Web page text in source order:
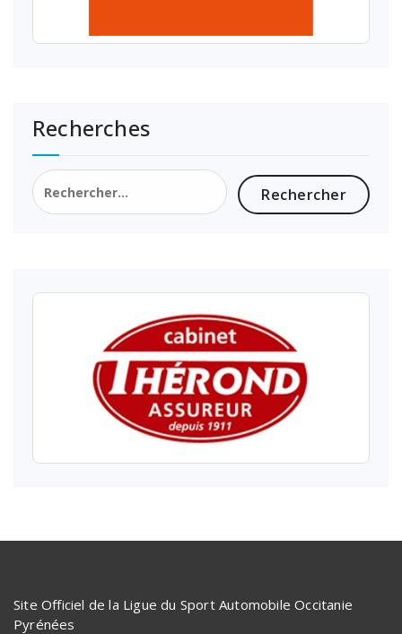
Recherches
Rechercher :
Site Officiel de la Ligue du Sport Automobile Occitanie
Pyrénées